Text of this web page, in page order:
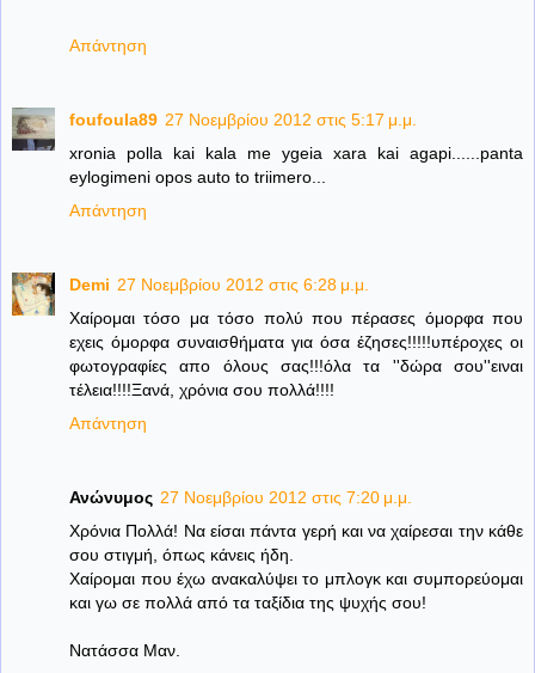
Απάντηση
foufoula89 27 Νοεμβρίου 2012 στις 5:17 μ.μ.
xronia polla kai kala me ygeia xara kai agapi......panta
eylogimeni opos auto to triimero...
Απάντηση
Demi 27 Νοεμβρίου 2012 στις 6:28 μ.μ.
Χαίρομαι τόσο μα τόσο πολύ που πέρασες όμορφα που
εχεις όμορφα συναισθήματα για όσα έζησες!!!!!υπέροχες οι
φωτογραφίες απο όλους σας!!!όλα τα ''δώρα σου''ειναι
τέλεια!!!!Ξανά, χρόνια σου πολλά!!!!
Απάντηση
Ανώνυμος 27 Νοεμβρίου 2012 στις 7:20 μ.μ.
Χρόνια Πολλά! Να είσαι πάντα γερή και να χαίρεσαι την κάθε
σου στιγμή, όπως κάνεις ήδη.
Χαίρομαι που έχω ανακαλύψει το μπλογκ και συμπορεύομαι
και γω σε πολλά από τα ταξίδια της ψυχής σου!
Νατάσσα Μαν.